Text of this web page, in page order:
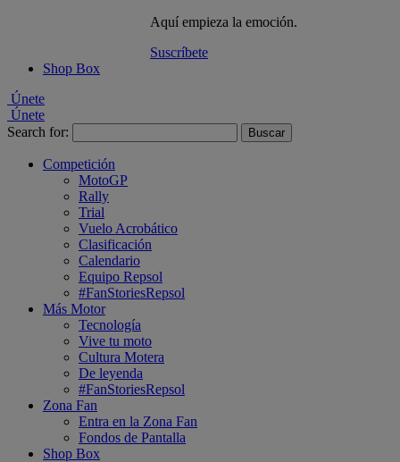
Aquí empieza la emoción.
Suscríbete
Shop Box
Únete
Únete
Search for:
Competición
MotoGP
Rally
Trial
Vuelo Acrobático
Clasificación
Calendario
Equipo Repsol
#FanStoriesRepsol
Más Motor
Tecnología
Vive tu moto
Cultura Motera
De leyenda
#FanStoriesRepsol
Zona Fan
Entra en la Zona Fan
Fondos de Pantalla
Shop Box